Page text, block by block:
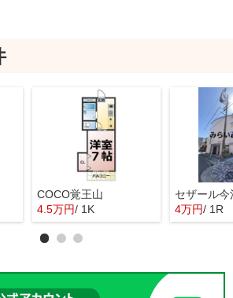
COCO覚王山
4.5万円/ 1K
セザール今
4万円/ 1R